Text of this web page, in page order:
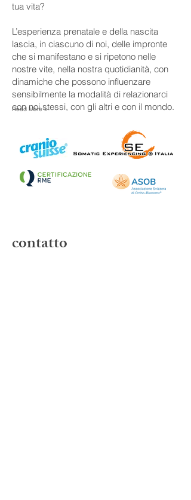
tua vita?
L’esperienza prenatale e della nascita
lascia, in ciascuno di noi, delle impronte
che si manifestano e si ripetono nelle
nostre vite, nella nostra quotidianità, con
dinamiche che possono influenzare
sensibilmente la modalità di relazionarci
con noi stessi, con gli altri e con il mondo.
Read More >
contatto